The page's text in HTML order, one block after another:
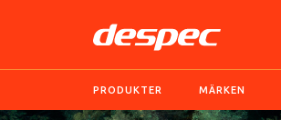
PRODUKTER MÄRKEN